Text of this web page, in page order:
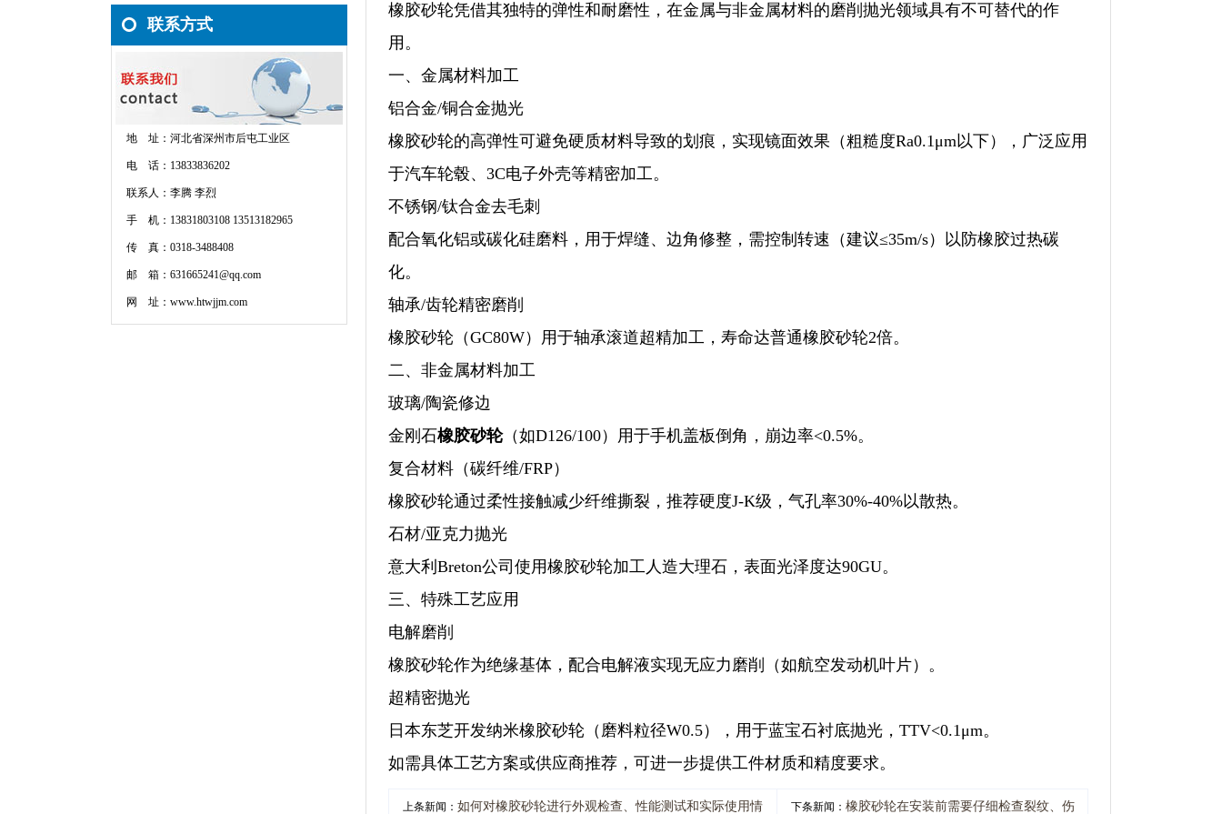
联系方式
地 址： 河北省深州市后屯工业区
电 话： 13833836202
联系人： 李腾 李烈
手 机： 13831803108 13513182965
传 真： 0318-3488408
邮 箱： 631665241@qq.com
网 址： www.htwjjm.com
橡胶砂轮凭借其独特的弹性和耐磨性，在金属与非金属材料的磨削抛光领域具有不可替代的作
用。
一、金属材料加工
铝合金/铜合金抛光
橡胶砂轮的高弹性可避免硬质材料导致的划痕，实现镜面效果（粗糙度Ra0.1μm以下），广泛应用
于汽车轮毂、3C电子外壳等精密加工。
不锈钢/钛合金去毛刺
配合氧化铝或碳化硅磨料，用于焊缝、边角修整，需控制转速（建议≤35m/s）以防橡胶过热碳
化。
轴承/齿轮精密磨削
橡胶砂轮（GC80W）用于轴承滚道超精加工，寿命达普通橡胶砂轮2倍。
二、非金属材料加工
玻璃/陶瓷修边
金刚石橡胶砂轮（如D126/100）用于手机盖板倒角，崩边率<0.5%。
复合材料（碳纤维/FRP）
橡胶砂轮通过柔性接触减少纤维撕裂，推荐硬度J-K级，气孔率30%-40%以散热。
石材/亚克力抛光
意大利Breton公司使用橡胶砂轮加工人造大理石，表面光泽度达90GU。
三、特殊工艺应用
电解磨削
橡胶砂轮作为绝缘基体，配合电解液实现无应力磨削（如航空发动机叶片）。
超精密抛光
日本东芝开发纳米橡胶砂轮（磨料粒径W0.5），用于蓝宝石衬底抛光，TTV<0.1μm。
如需具体工艺方案或供应商推荐，可进一步提供工件材质和精度要求。
上条新闻： 如何对橡胶砂轮进行外观检查、性能测试和实际使用情 下条新闻： 橡胶砂轮在安装前需要仔细检查裂纹、伤